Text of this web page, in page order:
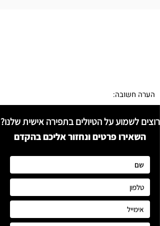
הערה חשובה:
רוצים לשמוע על הטיולים בתפירה אישית שלנו?
השאירו פרטים ונחזור אליכם בהקדם